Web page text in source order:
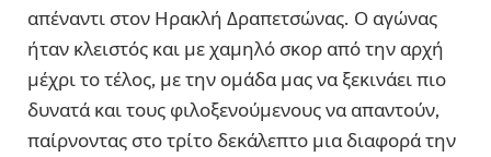
απέναντι στον Ηρακλή Δραπετσώνας. Ο αγώνας
ήταν κλειστός και με χαμηλό σκορ από την αρχή
μέχρι το τέλος, με την ομάδα μας να ξεκινάει πιο
δυνατά και τους φιλοξενούμενους να απαντούν,
παίρνοντας στο τρίτο δεκάλεπτο μια διαφορά την